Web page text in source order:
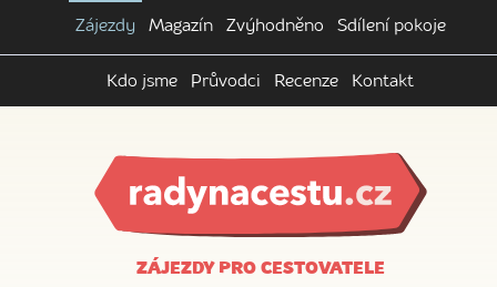
Zájezdy Magazín Zvýhodněno Sdílení pokoje
Kdo jsme Průvodci Recenze Kontakt
ZÁJEZDY PRO CESTOVATELE